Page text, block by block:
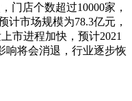
门店个数超过10000家，
计市场规模为78.3亿元，
市进程加快，预计2021
响将会消退，行业逐步恢